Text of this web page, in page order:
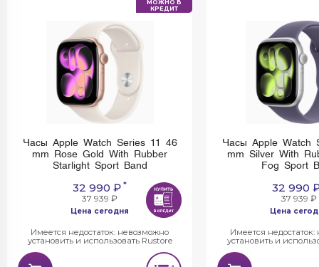
МОЖНО В
КРЕДИТ
Часы Apple Watch Series 11 46
mm Rose Gold With Rubber
Starlight Sport Band
32 990 ₽ *
37 939 ₽
Цена сегодня
Имеется недостаток: невозможно
установить и использовать Rustore
Часы Apple Watch
mm Silver With
Fog Sport
32 990
37 939 ₽
Цена
Имеется
установить и